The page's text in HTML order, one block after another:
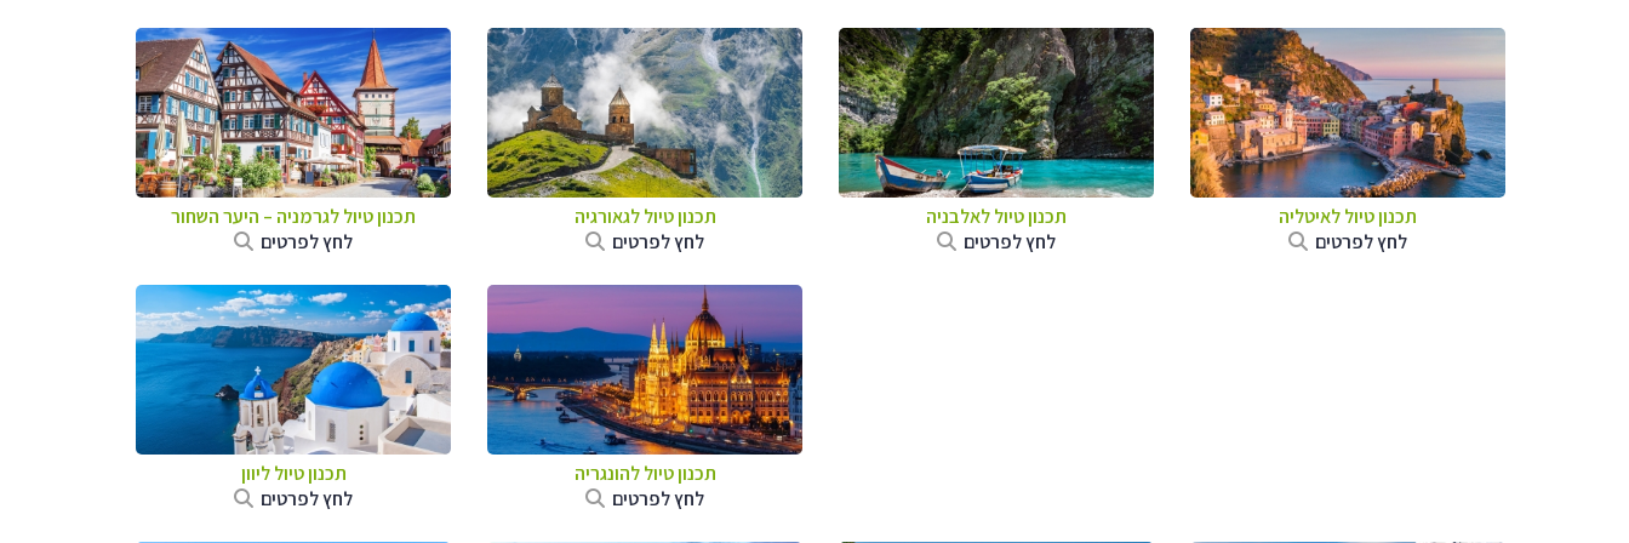
תכנון טיול לאיטליה
לחץ לפרטים
תכנון טיול לאלבניה
לחץ לפרטים
תכנון טיול לגאורגיה
לחץ לפרטים
תכנון טיול לגרמניה – היער השחור
לחץ לפרטים
תכנון טיול להונגריה
לחץ לפרטים
תכנון טיול ליוון
לחץ לפרטים